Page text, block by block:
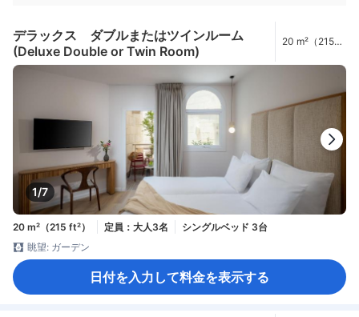
デラックス ダブルまたはツインルーム
(Deluxe Double or Twin Room)
20 m²（215
1/7
20 m²（215 ft²） 定員：大人3名
シングルベッド 3台
眺望: ガーデン
日付を入力して料金を表示する